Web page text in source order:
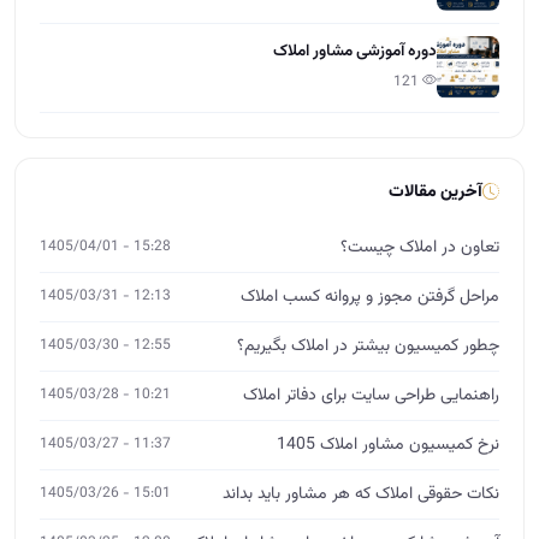
دوره آموزشی مشاور املاک
آخرین مقالات
تعاون در املاک چیست؟ 15:28 - 1405/04/01
مراحل گرفتن مجوز و پروانه کسب املاک 12:13 - 1405/03/31
چطور کمیسیون بیشتر در املاک بگیریم؟ 12:55 - 1405/03/30
راهنمایی طراحی سایت برای دفاتر املاک 10:21 - 1405/03/28
نرخ کمیسیون مشاور املاک 1405 11:37 - 1405/03/27
نکات حقوقی املاک که هر مشاور باید بداند 15:01 - 1405/03/26